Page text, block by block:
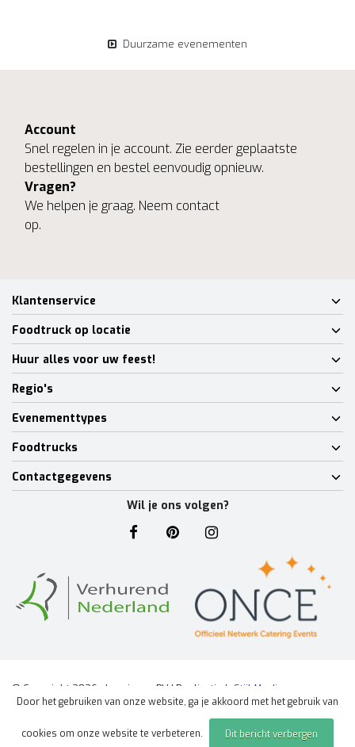
Duurzame evenementen
Account
Snel regelen in je account. Zie eerder geplaatste
bestellingen en bestel eenvoudig opnieuw.
Vragen?
We helpen je graag. Neem contact
op.
Klantenservice
Foodtruck op locatie
Huur alles voor uw feest!
Regio's
Evenementtypes
Foodtrucks
Contactgegevens
Wil je ons volgen?
© Copyright 2026 - Lumineux BV | Realisatie
InStijl Media
Algemene voorwaarden|Disclaimer|Privacy Policy|Sitemap |
Door het gebruiken van onze website, ga je akkoord met het gebruik van
cookies om onze website te verbeteren. Dit bericht verbergen